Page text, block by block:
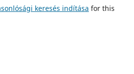
keresés indítása for this